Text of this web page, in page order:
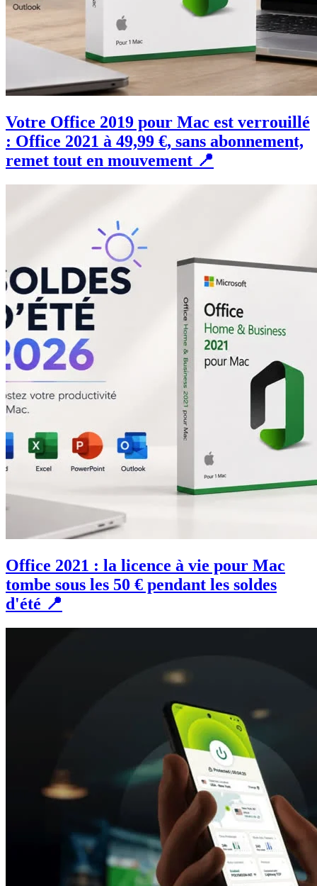
Votre Office 2019 pour Mac est verrouillé
: Office 2021 à 49,99 €, sans abonnement,
remet tout en mouvement 📍
Office 2021 : la licence à vie pour Mac
tombe sous les 50 € pendant les soldes
d'été 📍